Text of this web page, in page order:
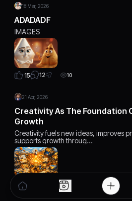
18 Mar, 2026
ADADADF
IMAGES
15 12 10
21 Apr, 2026
Creativity As The Foundation
Growth
Creativity fuels new ideas, improves
supports growth throug…
19 7